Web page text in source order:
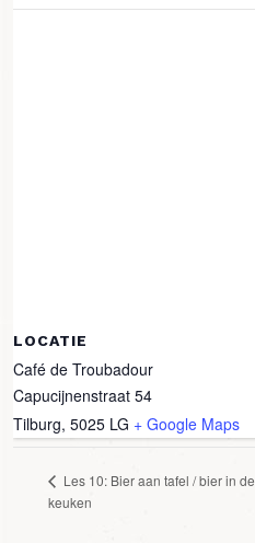
LOCATIE
Café de Troubadour
Capucijnenstraat 54
Tilburg, 5025 LG + Google Maps
Les 10: Bier aan tafel / bier in de
keuken